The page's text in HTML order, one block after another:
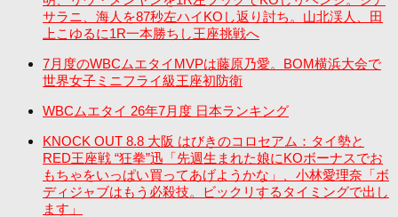
サラニ、海人を87秒左ハイKOし返り討ち。山北渓人、田
上こゆるに1R一本勝ちし王座挑戦へ
7月度のWBCムエタイMVPは藤原乃愛。BOM横浜大会で
世界女子ミニフライ級王座初防衛
WBCムエタイ 26年7月度 日本ランキング
KNOCK OUT 8.8 大阪 はびきのコロセアム：タイ勢と
RED王座戦 “狂拳”迅「先週生まれた娘にKOボーナスでお
もちゃをいっぱい買ってあげようかな」、小林愛理奈「ボ
ディジャブはもう必殺技。ビックリするタイミングで出し
ます」